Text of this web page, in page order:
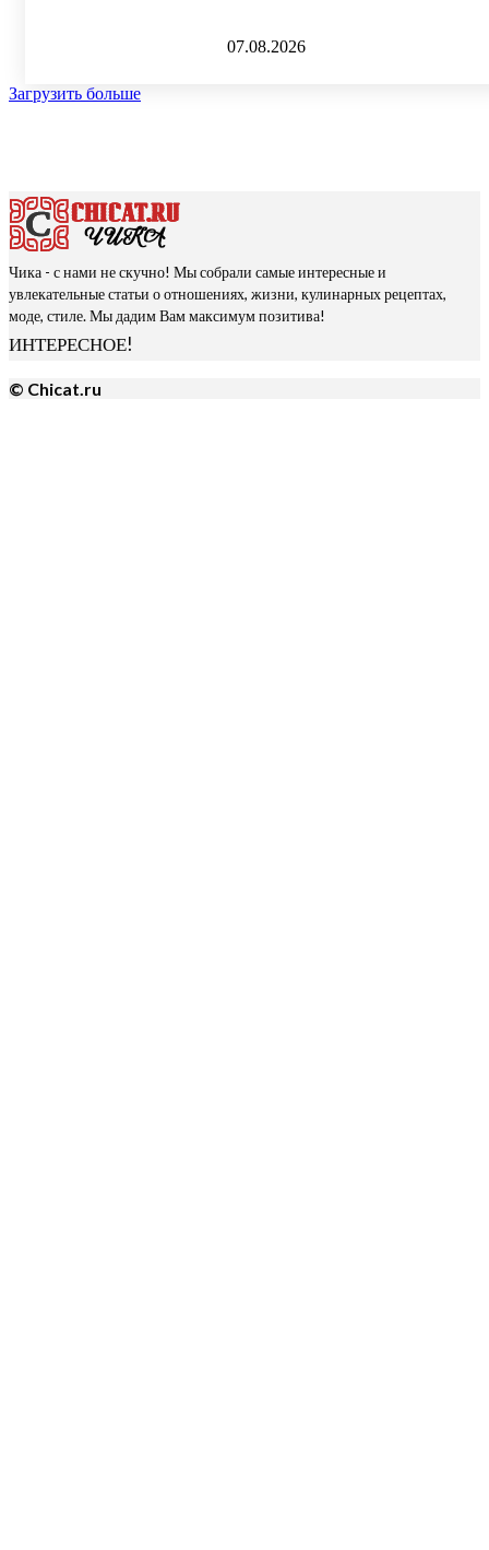
07.08.2026
Загрузить больше
Чика - с нами не скучно! Мы собрали самые интересные и
увлекательные статьи о отношениях, жизни, кулинарных рецептах,
моде, стиле. Мы дадим Вам максимум позитива!
ИНТЕРЕСНОЕ!
© Chicat.ru